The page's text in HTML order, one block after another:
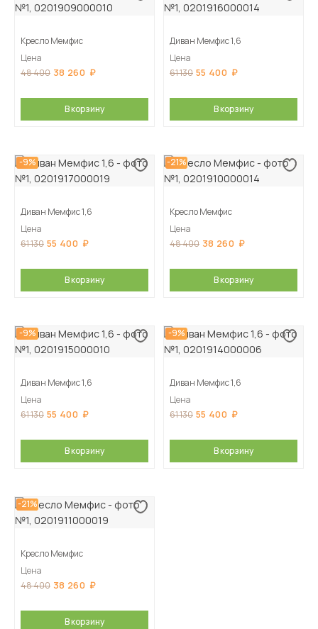
Кресло Мемфис
Цена
48 400 38 260
В корзину
Диван Мемфис 1,6
Цена
61 130 55 400
В корзину
-9%
Диван Мемфис 1,6
Цена
61 130 55 400
В корзину
-21%
Кресло Мемфис
Цена
48 400 38 260
В корзину
-9%
Диван Мемфис 1,6
Цена
61 130 55 400
В корзину
-9%
Диван Мемфис 1,6
Цена
61 130 55 400
В корзину
-21%
Кресло Мемфис
Цена
48 400 38 260
В корзину